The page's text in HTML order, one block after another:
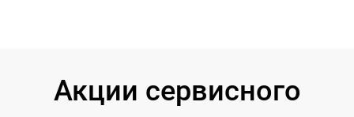
Акции сервисного